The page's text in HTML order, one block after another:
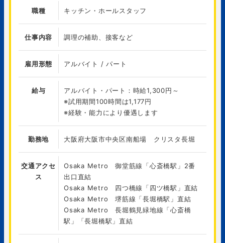
職種 キッチン・ホールスタッフ
仕事内容 調理の補助、接客など
雇用形態 アルバイト / パート
給与
アルバイト・パート：時給1,300円～
※試用期間100時間は1,177円
※経験・能力により優遇します
勤務地 大阪府大阪市中央区南船場 クリスタ長堀
交通アクセ
ス
Osaka Metro 御堂筋線「心斎橋駅」2番
出口直結
Osaka Metro 四つ橋線「四ツ橋駅」直結
Osaka Metro 堺筋線「長堀橋駅」直結
Osaka Metro 長堀鶴見緑地線「心斎橋
駅」「長堀橋駅」直結